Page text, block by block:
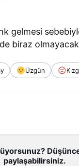
gelmesi
biraz
Üzgün
paylaşabilirsiniz.